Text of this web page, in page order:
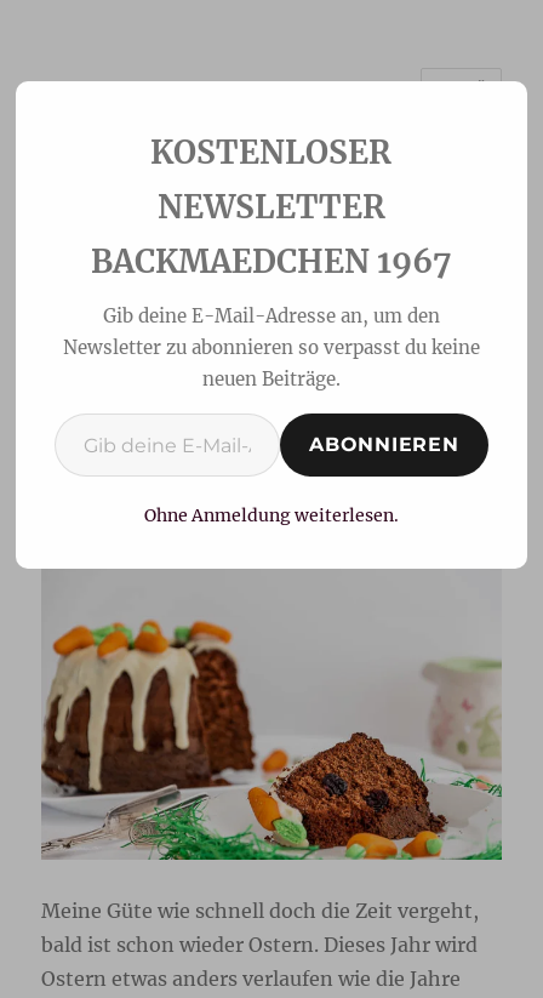
Schoki Ostergugelhupf
mit Cranberries
Meine Güte wie schnell doch die Zeit vergeht,
bald ist schon wieder Ostern. Dieses Jahr wird
Ostern etwas anders verlaufen wie die Jahre
NEWSLETTER
BACKMAEDCHEN 1967
Gib deine E-Mail-Adresse an, um den
Newsletter zu abonnieren so verpasst du keine
neuen Beiträge.
Gib deine E-Mail-Adresse ein ...
ABONNIEREN
Ohne Anmeldung weiterlesen.